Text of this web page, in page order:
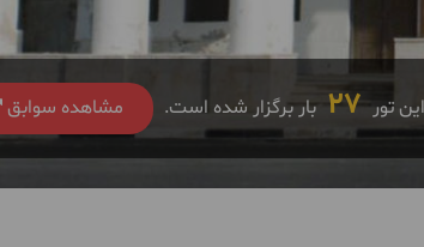
تور 27 بار برگزار شده است. مشاهده سوابق